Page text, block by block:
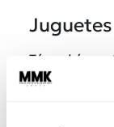
Tú podrías
fortuna, y es